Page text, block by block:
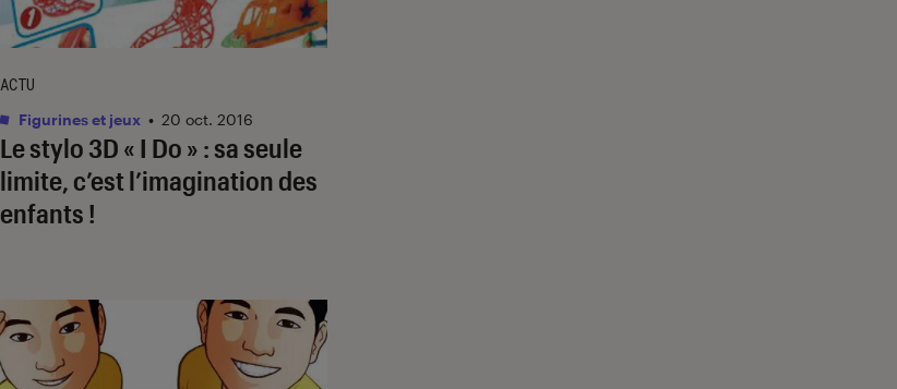
Le stylo 3D « I Do » : sa seule
limite, c’est l’imagination des
enfants !
ACTU
Figurines et jeux • 20 oct. 2016